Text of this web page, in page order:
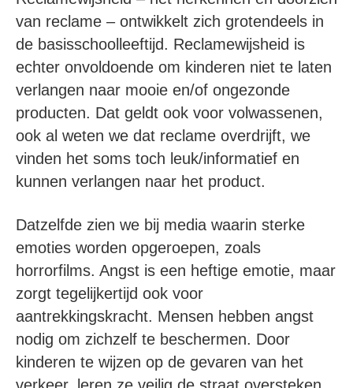
van reclame – ontwikkelt zich grotendeels in
de basisschoolleeftijd. Reclamewijsheid is
echter onvoldoende om kinderen niet te laten
verlangen naar mooie en/of ongezonde
producten. Dat geldt ook voor volwassenen,
ook al weten we dat reclame overdrijft, we
vinden het soms toch leuk/informatief en
kunnen verlangen naar het product.
Datzelfde zien we bij media waarin sterke
emoties worden opgeroepen, zoals
horrorfilms. Angst is een heftige emotie, maar
zorgt tegelijkertijd ook voor
aantrekkingskracht. Mensen hebben angst
nodig om zichzelf te beschermen. Door
kinderen te wijzen op de gevaren van het